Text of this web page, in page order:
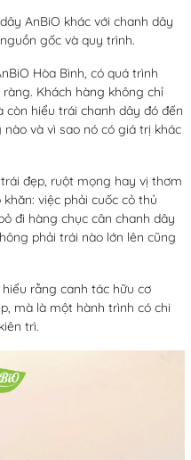
AnBiO khác với chanh dây
gốc và quy trình.
Hòa Bình, có quá trình
Khách hàng không chỉ
hiểu trái chanh dây đó đến
và vì sao nó có giá trị khác
đẹp, ruột mọng hay vị thơm
việc phải cuốc cỏ thủ
đi hàng chục cân chanh dây
phải trái nào lớn lên cũng
rằng canh tác hữu cơ
mà là một hành trình có chi
trì.